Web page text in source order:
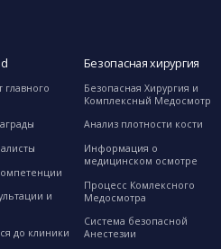
главного
и
до клиники
Безопасная хирургия
Безопасная Хирургия и
Комплексный Медосмотр
Анализ плотности кости
Информация о
медицинском осмотре
Процесс Комлексного
Медосмотра
Система безопасной
Анестезии